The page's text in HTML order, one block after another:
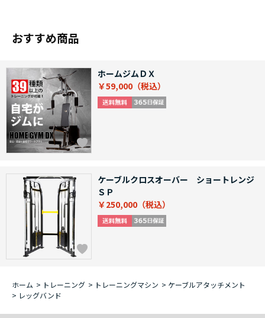
おすすめ商品
ホームジムＤＸ
￥59,000
ケーブルクロスオーバー ショートレンジ
ＳＰ
￥250,000
ホーム > トレーニング > トレーニングマシン > ケーブルアタッチメント
> レッグバンド